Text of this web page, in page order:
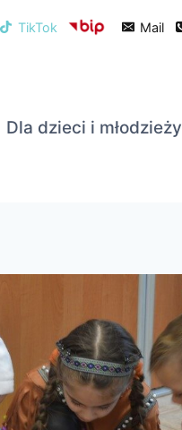
TikTok Mail
Dla dzieci i młodzieży